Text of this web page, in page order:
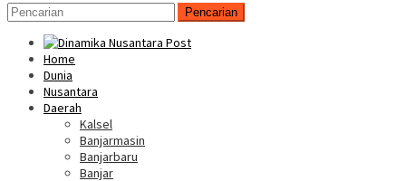
Pencarian
Home
Dunia
Nusantara
Daerah
Kalsel
Banjarmasin
Banjarbaru
Banjar